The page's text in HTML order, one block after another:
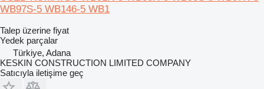
WB97S-5 WB146-5 WB1
Talep üzerine fiyat
Yedek parçalar
Türkiye, Adana
KESKIN CONSTRUCTION LIMITED COMPANY
Satıcıyla iletişime geç